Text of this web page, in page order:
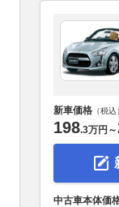
新車価格 （税込
198.3万円 ～
中古車本体価